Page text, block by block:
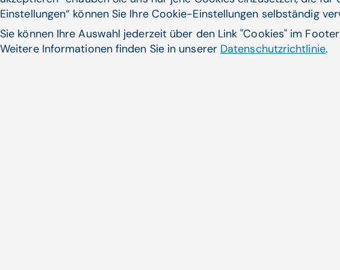
multi­diszi­plinä­ren Zugang
Anlässlich des WHO-Welttags der
psychischen Gesundheit hat sich der WHO-
Welttag der psychischen Gesundheit hat die
wir
Anfang
Medizin-
Einstellungen“ können Sie Ihre Cookie-Einstellungen selbständig
Sie können Ihre Auswahl jederzeit über den Link "Cookies" im
Weitere Informationen finden Sie in unserer Datenschutzrichtlinie.